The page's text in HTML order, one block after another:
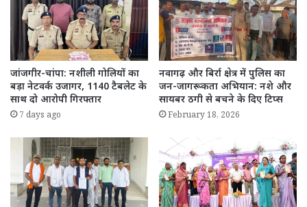
जांजगीर-चांपा: नशीली गोलियों का
बड़ा नेटवर्क उजागर, 1140 टैबलेट के
साथ दो आरोपी गिरफ्तार
7 days ago
नवागढ़ और बिर्रा क्षेत्र में पुलिस का
जन-जागरूकता अभियान: नशे और
सायबर ठगी से बचने के दिए टिप्स
February 18, 2026